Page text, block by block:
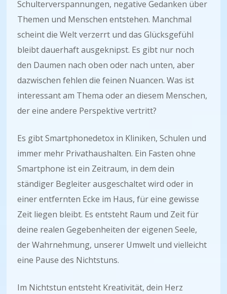
Schulterverspannungen, negative Gedanken über
Themen und Menschen entstehen. Manchmal
scheint die Welt verzerrt und das Glücksgefühl
bleibt dauerhaft ausgeknipst. Es gibt nur noch
den Daumen nach oben oder nach unten, aber
dazwischen fehlen die feinen Nuancen. Was ist
interessant am Thema oder an diesem Menschen,
der eine andere Perspektive vertritt?
Es gibt Smartphonedetox in Kliniken, Schulen und
immer mehr Privathaushalten. Ein Fasten ohne
Smartphone ist ein Zeitraum, in dem dein
ständiger Begleiter ausgeschaltet wird oder in
einer entfernten Ecke im Haus, für eine gewisse
Zeit liegen bleibt. Es entsteht Raum und Zeit für
deine realen Gegebenheiten der eigenen Seele,
der Wahrnehmung, unserer Umwelt und vielleicht
eine Pause des Nichtstuns.
Im Nichtstun entsteht Kreativität, dein Herz